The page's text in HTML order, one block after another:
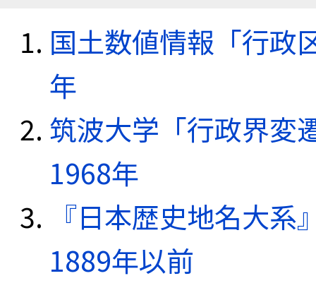
国土数値情報「行政
年
筑波大学「行政界変
1968年
『日本歴史地名大
1889年以前